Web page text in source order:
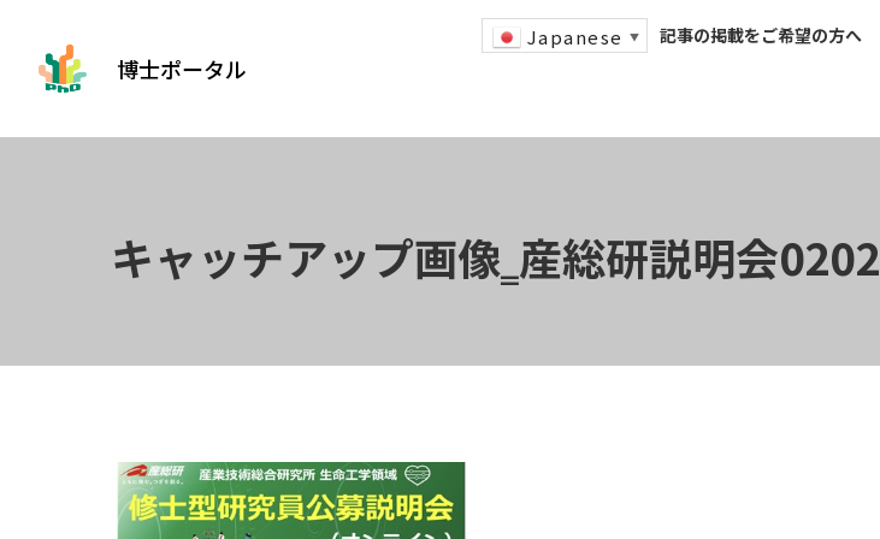
博士ポータル
Japanese ▼ 記事の掲載をご希望の方へ
キャッチアップ画像‗産総研説明会0202